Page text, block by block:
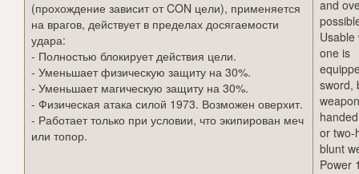
and
Usable
one is
sword,
or two-
blunt
Power
(прохождение зависит от CON цели), применяется
на врагов, действует в пределах досягаемости
удара:
- Полностью блокирует действия цели.
- Уменьшает физическую защиту на 30%.
- Уменьшает магическую защиту на 30%.
- Физическая атака силой 1973. Возможен оверхит.
- Работает только при условии, что экипирован меч
или топор.